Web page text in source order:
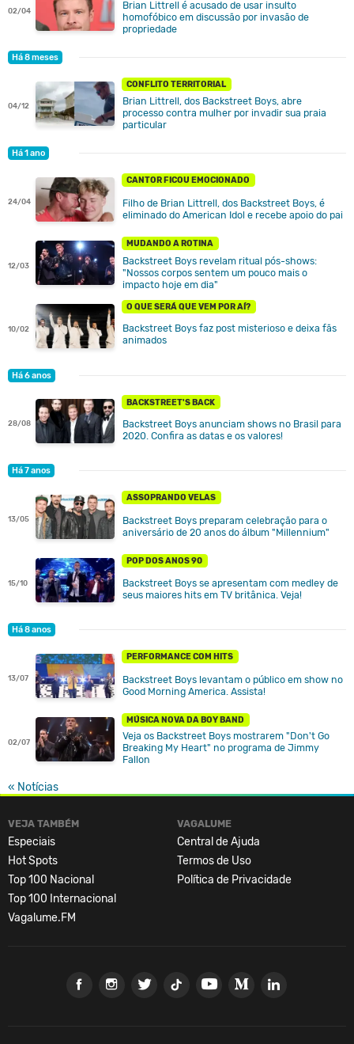
02/04
Brian Littrell é acusado de usar insulto
homofóbico em discussão por invasão de
propriedade
Há 8 meses
04/12
CONFLITO TERRITORIAL
Brian Littrell, dos Backstreet Boys, abre
processo contra mulher por invadir sua praia
particular
Há 1 ano
24/04
CANTOR FICOU EMOCIONADO
Filho de Brian Littrell, dos Backstreet Boys, é
eliminado do American Idol e recebe apoio do pai
12/03
MUDANDO A ROTINA
Backstreet Boys revelam ritual pós-shows:
"Nossos corpos sentem um pouco mais o
impacto hoje em dia"
10/02
O QUE SERÁ QUE VEM POR AÍ?
Backstreet Boys faz post misterioso e deixa fãs
animados
Há 6 anos
28/08
BACKSTREET'S BACK
Backstreet Boys anunciam shows no Brasil para
2020. Confira as datas e os valores!
Há 7 anos
13/05
ASSOPRANDO VELAS
Backstreet Boys preparam celebração para o
aniversário de 20 anos do álbum "Millennium"
15/10
POP DOS ANOS 90
Backstreet Boys se apresentam com medley de
seus maiores hits em TV britânica. Veja!
Há 8 anos
13/07
PERFORMANCE COM HITS
Backstreet Boys levantam o público em show no
Good Morning America. Assista!
02/07
MÚSICA NOVA DA BOY BAND
Veja os Backstreet Boys mostrarem "Don't Go
Breaking My Heart" no programa de Jimmy
Fallon
« Notícias
VEJA TAMBÉM
Especiais
Hot Spots
Top 100 Nacional
Top 100 Internacional
Vagalume.FM
VAGALUME
Central de Ajuda
Termos de Uso
Política de Privacidade